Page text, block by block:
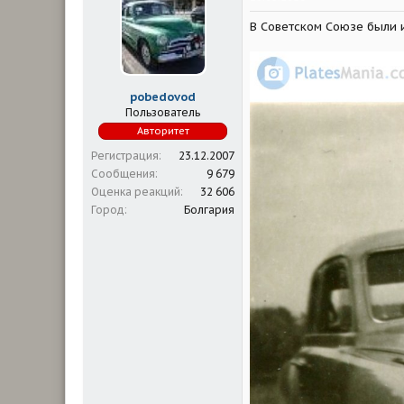
и
и
pobedovod
Пользователь
Авторитет
Регистрация
23.12.2007
Сообщения
9 679
Оценка реакций
32 606
Город
Болгария
В Советском Союзе были